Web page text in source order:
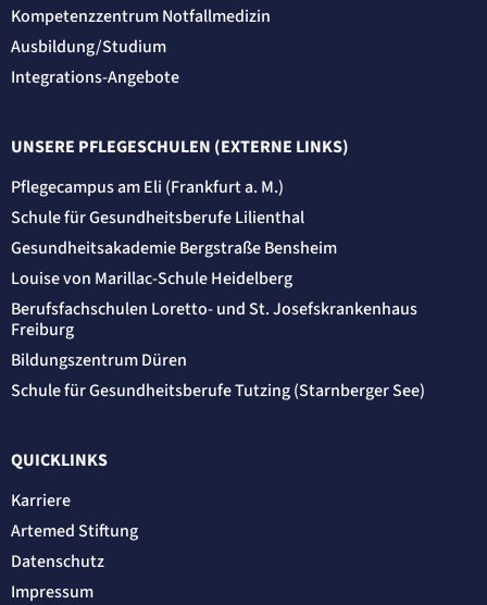
Kompetenzzentrum Notfallmedizin
Ausbildung/Studium
Integrations-Angebote
UNSERE PFLEGESCHULEN (EXTERNE LINKS)
Pflegecampus am Eli (Frankfurt a. M.)
Schule für Gesundheitsberufe Lilienthal
Gesundheitsakademie Bergstraße Bensheim
Louise von Marillac-Schule Heidelberg
Berufsfachschulen Loretto- und St. Josefskrankenhaus
Freiburg
Bildungszentrum Düren
Schule für Gesundheitsberufe Tutzing (Starnberger See)
QUICKLINKS
Karriere
Artemed Stiftung
Datenschutz
Impressum